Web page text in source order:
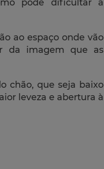
pode dificultar a
ao espaço onde vão
da imagem que as
chão, que seja baixo
leveza e abertura à